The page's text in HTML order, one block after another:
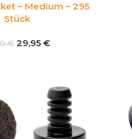
– Medium – 295
Stück
€ 29,95 €